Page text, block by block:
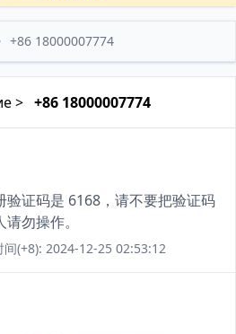
+86 18000007774
> +86 18000007774
验证码是 6168，请不要把验证码
勿操作。
(+8): 2024-12-25 02:53:12